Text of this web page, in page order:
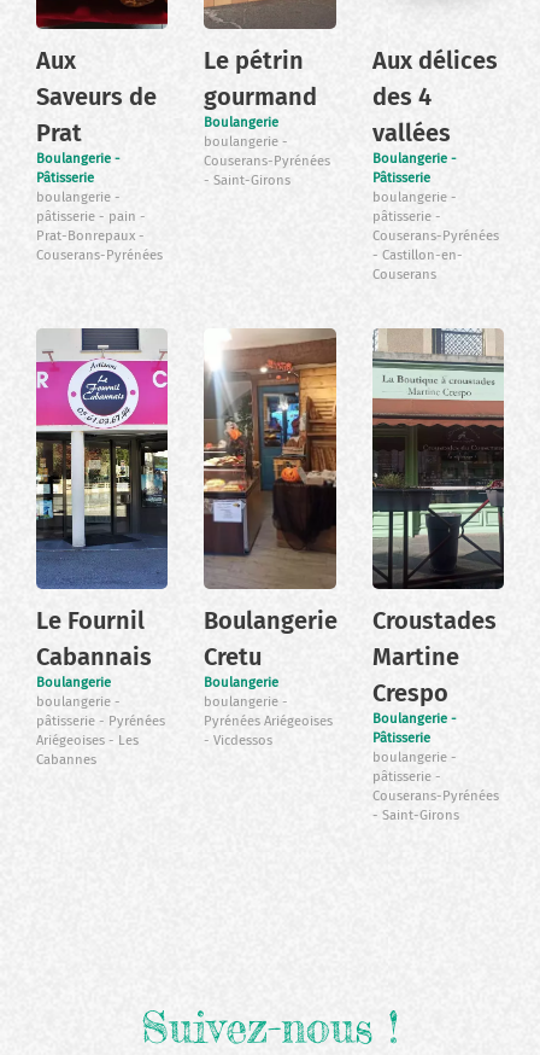
Aux
Saveurs de
Prat
Boulangerie -
Pâtisserie
boulangerie
pâtisserie
pain
Prat-Bonrepaux
Couserans-Pyrénées
Le pétrin
gourmand
Boulangerie
boulangerie
Couserans-Pyrénées
Saint-Girons
Aux délices
des 4
vallées
Boulangerie -
Pâtisserie
boulangerie
pâtisserie
Couserans-Pyrénées
Castillon-en-
Couserans
Le Fournil
Cabannais
Boulangerie
boulangerie
pâtisserie
Pyrénées
Ariégeoises
Les
Cabannes
Boulangerie
Cretu
Boulangerie
boulangerie
Pyrénées Ariégeoises
Vicdessos
Croustades
Martine
Crespo
Boulangerie -
Pâtisserie
boulangerie
pâtisserie
Couserans-Pyrénées
Saint-Girons
Suivez-nous !